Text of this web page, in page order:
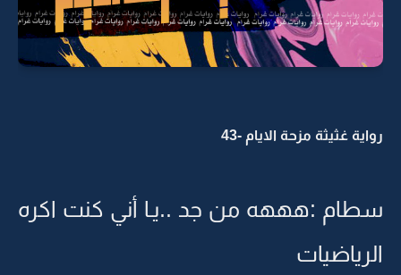
رواية غثيثة مزحة الايام -43
سطام :هههه من جد ..يـا أني كنت اكره
الرياضيات